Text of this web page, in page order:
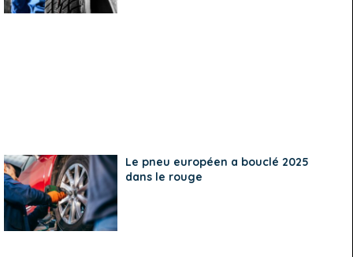
Le pneu européen a bouclé 2025
dans le rouge